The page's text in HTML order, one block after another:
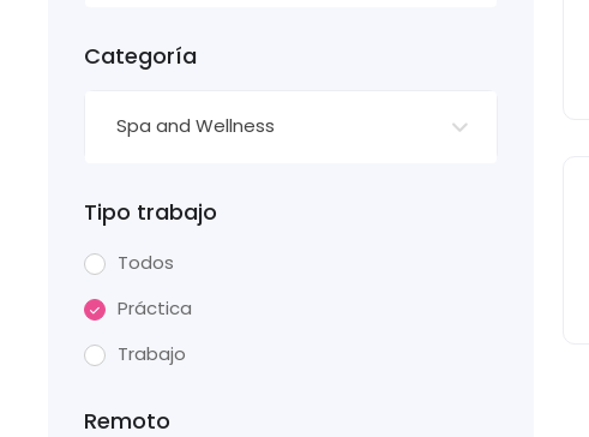
Categoría
Spa and Wellness
Tipo trabajo
Todos
Práctica
Trabajo
Remoto